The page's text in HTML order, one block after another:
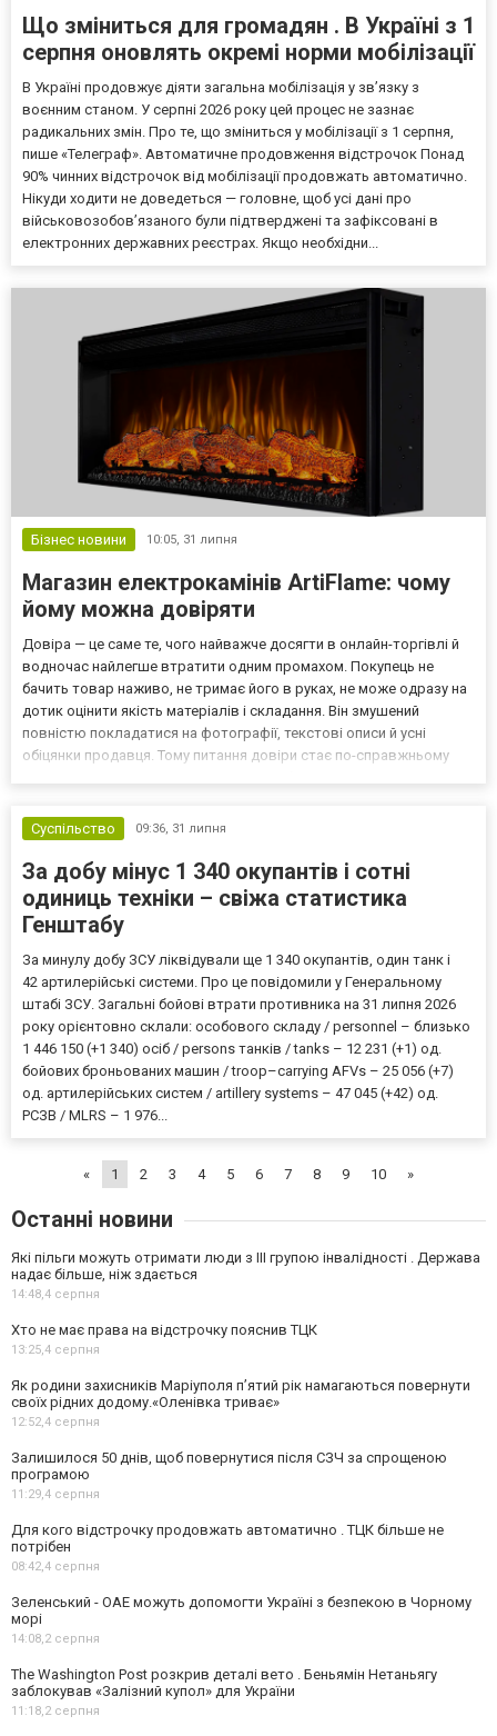
Що зміниться для громадян . В Україні з 1
серпня оновлять окремі норми мобілізації
В Україні продовжує діяти загальна мобілізація у зв’язку з
воєнним станом. У серпні 2026 року цей процес не зазнає
радикальних змін. Про те, що зміниться у мобілізації з 1 серпня,
пише «Телеграф». Автоматичне продовження відстрочок Понад
90% чинних відстрочок від мобілізації продовжать автоматично.
Нікуди ходити не доведеться — головне, щоб усі дані про
військовозобов’язаного були підтверджені та зафіксовані в
електронних державних реєстрах. Якщо необхідни...
Бізнес новини 10:05, 31 липня
Магазин електрокамінів ArtiFlame: чому
йому можна довіряти
Довіра — це саме те, чого найважче досягти в онлайн-торгівлі й
водночас найлегше втратити одним промахом. Покупець не
бачить товар наживо, не тримає його в руках, не може одразу на
дотик оцінити якість матеріалів і складання. Він змушений
повністю покладатися на фотографії, текстові описи й усні
обіцянки продавця. Тому питання довіри стає по-справжньому
Суспільство
09:36, 31 липня
За добу мінус 1 340 окупантів і сотні
одиниць техніки – свіжа статистика
Генштабу
За минулу добу ЗСУ ліквідували ще 1 340 окупантів, один танк і
42 артилерійські системи. Про це повідомили у Генеральному
штабі ЗСУ. Загальні бойові втрати противника на 31 липня 2026
року орієнтовно склали: особового складу / personnel – близько
1 446 150 (+1 340) осіб / persons танків / tanks – 12 231 (+1) од.
бойових броньованих машин / troop–carrying AFVs – 25 056 (+7)
од. артилерійських систем / artillery systems – 47 045 (+42) од.
РСЗВ / MLRS – 1 976...
« 1 2 3 4 5 6 7 8 9 10 »
Останні новини
Які пільги можуть отримати люди з III групою інвалідності . Держава
надає більше, ніж здається
14:48,4 серпня
Хто не має права на відстрочку пояснив ТЦК
13:25,4 серпня
Як родини захисників Маріуполя пʼятий рік намагаються повернути
своїх рідних додому.«Оленівка триває»
12:52,4 серпня
Залишилося 50 днів, щоб повернутися після СЗЧ за спрощеною
програмою
11:29,4 серпня
Для кого відстрочку продовжать автоматично . ТЦК більше не
потрібен
08:42,4 серпня
Зеленський - ОАЕ можуть допомогти Україні з безпекою в Чорному
морі
14:08,2 серпня
The Washington Post розкрив деталі вето . Беньямін Нетаньягу
заблокував «Залізний купол» для України
11:18,2 серпня